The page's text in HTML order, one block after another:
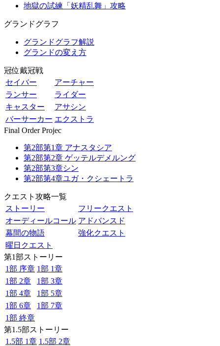
地獄の試練「妖精乱舞」攻略
グランドグラフ
グランドグラフ解説
グランドの変え方
冠位戴冠戦
セイバー
アーチャー
ランサー
ライダー
キャスター
アサシン
バーサーカー エクストラ
Final Order Projec
第2部第1章 アナスタシア
第2部第2章 ゲッテルデメルング
第2部第3章シン
第2部第4章ユガ・クシェートラ
クエスト攻略一覧
ストーリー
フリークエスト
オーディールコール アドバンスド
幕間の物語
強化クエスト
曜日クエスト
第1部ストーリー
1部 序章 1部 1章
1部 2章
1部 3章
1部 4章
1部 5章
1部 6章
1部 7章
1部 終章
第1.5部ストーリー
1.5部 1章 1.5部 2章